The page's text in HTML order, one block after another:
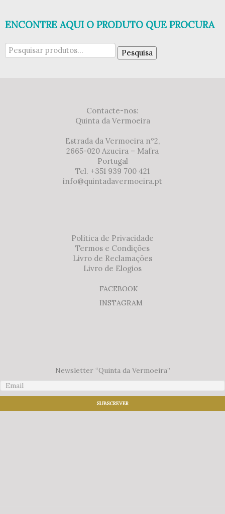
ENCONTRE AQUI O PRODUTO QUE PROCURA
Pesquisar
por:
Pesquisa
Contacte-nos:
Quinta da Vermoeira
Estrada da Vermoeira nº2,
2665-020 Azueira – Mafra
Portugal
Tel. +351 939 700 421
info@quintadavermoeira.pt
Política de Privacidade
Termos e Condições
Livro de Reclamações
Livro de Elogios
FACEBOOK
INSTAGRAM
Newsletter “Quinta da Vermoeira”